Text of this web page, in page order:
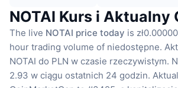
NOTAI Kurs i Aktualny
The live NOTAI price today is
hour trading volume of niedostępne.
NOTAI do PLN w czasie rzeczywistym.
2.93 w ciągu ostatnich 24 godzin.